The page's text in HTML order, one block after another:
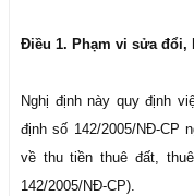
Điều 1. Phạm vi sửa đổi,
Nghị định này quy định
định số 142/2005/NĐ-CP
về thu tiền thuê đất,
142/2005/NĐ-CP).